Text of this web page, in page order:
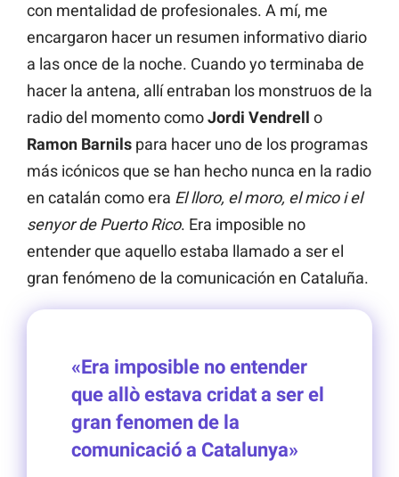
con mentalidad de profesionales. A mí, me
encargaron hacer un resumen informativo diario
a las once de la noche. Cuando yo terminaba de
hacer la antena, allí entraban los monstruos de la
radio del momento comoJordi Vendrell o
Ramon Barnils para hacer uno de los programas
más icónicos que se han hecho nunca en la radio
en catalán como era El lloro, el moro, el mico i el
senyor de Puerto Rico. Era imposible no
entender que aquello estaba llamado a ser el
gran fenómeno de la comunicación en Cataluña.
«Era imposible no entender
que allò estava cridat a ser el
gran fenomen de la
comunicació a Catalunya»